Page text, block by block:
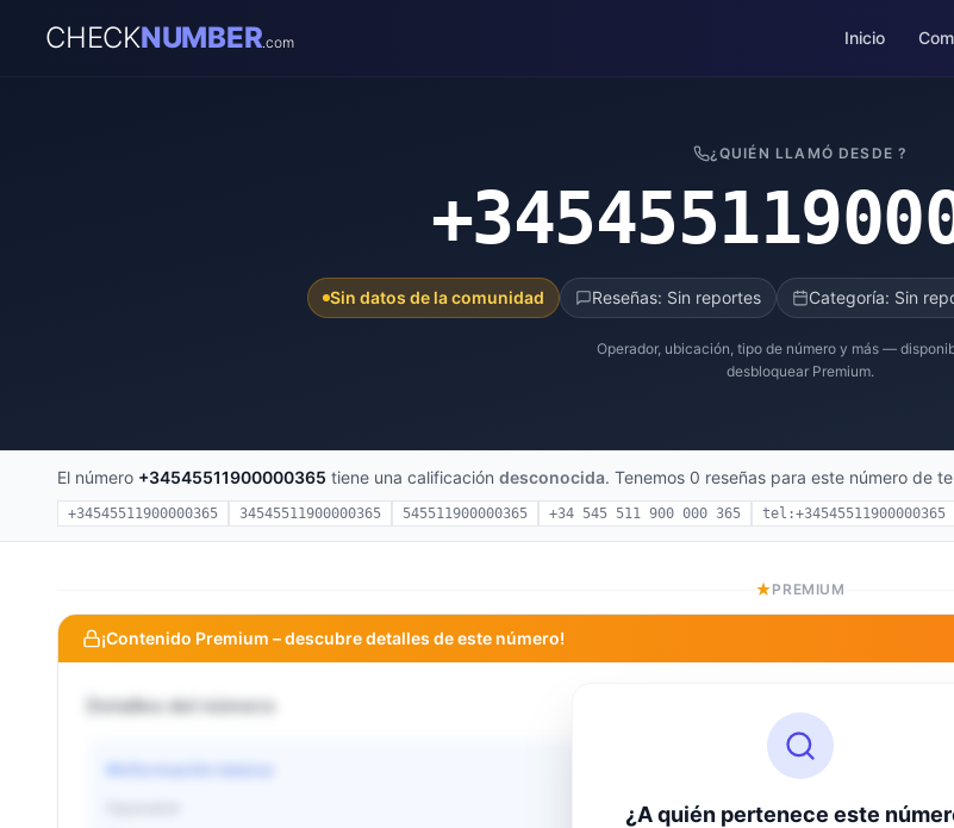
CHECKNUMBER.com Inicio
¿QUIÉN LLAMÓ DESDE ?
Sin datos de la comunidad Reseñas: Sin reportes Categoría: Sin
Operador, ubicación, tipo de número y más —
desbloquear Premium.
El número +34545511900000365 tiene una calificación desconocida. Tenemos 0 reseñas para este número de
+34545511900000365 34545511900000365 545511900000365 +34 545 511 900 000 365 tel:+34545511900000365
PREMIUM
¡Contenido Premium – descubre detalles de este número!
Detalles del número
Información básica
Desconocido
País
¿A quién pertenece este